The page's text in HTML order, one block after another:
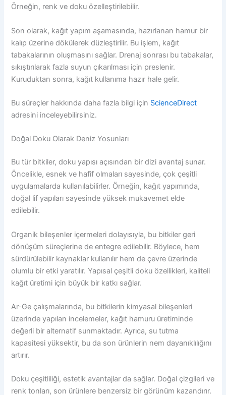
Örneğin, renk ve doku özelleştirilebilir.
Son olarak, kağıt yapım aşamasında, hazırlanan hamur bir
kalıp üzerine dökülerek düzleştirilir. Bu işlem, kağıt
tabakalarının oluşmasını sağlar. Drenaj sonrası bu tabakalar,
sıkıştırılarak fazla suyun çıkarılması için preslenir.
Kuruduktan sonra, kağıt kullanıma hazır hale gelir.
Bu süreçler hakkında daha fazla bilgi için ScienceDirect
adresini inceleyebilirsiniz.
Doğal Doku Olarak Deniz Yosunları
Bu tür bitkiler, doku yapısı açısından bir dizi avantaj sunar.
Öncelikle, esnek ve hafif olmaları sayesinde, çok çeşitli
uygulamalarda kullanılabilirler. Örneğin, kağıt yapımında,
doğal lif yapıları sayesinde yüksek mukavemet elde
edilebilir.
Organik bileşenler içermeleri dolayısıyla, bu bitkiler geri
dönüşüm süreçlerine de entegre edilebilir. Böylece, hem
sürdürülebilir kaynaklar kullanılır hem de çevre üzerinde
olumlu bir etki yaratılır. Yapısal çeşitli doku özellikleri, kaliteli
kağıt üretimi için büyük bir katkı sağlar.
Ar-Ge çalışmalarında, bu bitkilerin kimyasal bileşenleri
üzerinde yapılan incelemeler, kağıt hamuru üretiminde
değerli bir alternatif sunmaktadır. Ayrıca, su tutma
kapasitesi yüksektir, bu da son ürünlerin nem dayanıklılığını
artırır.
Doku çeşitliliği, estetik avantajlar da sağlar. Doğal çizgileri ve
renk tonları, son ürünlere benzersiz bir görünüm kazandırır.